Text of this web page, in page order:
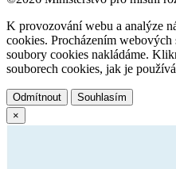
K provozování webu a analýze
cookies. Procházením webových
soubory cookies nakládáme.
souborech cookies, jak je
Odmítnout
Souhlasím
×